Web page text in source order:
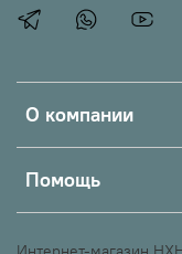
О компании
Помощь